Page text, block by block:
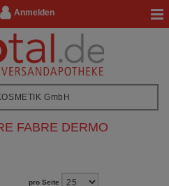
Anmelden
FABRE DERMO
pro Seite